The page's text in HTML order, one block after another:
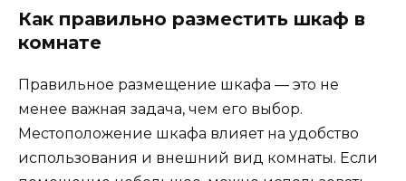
Как правильно разместить шкаф в
комнате
Правильное размещение шкафа — это не
менее важная задача, чем его выбор.
Местоположение шкафа влияет на удобство
использования и внешний вид комнаты. Если